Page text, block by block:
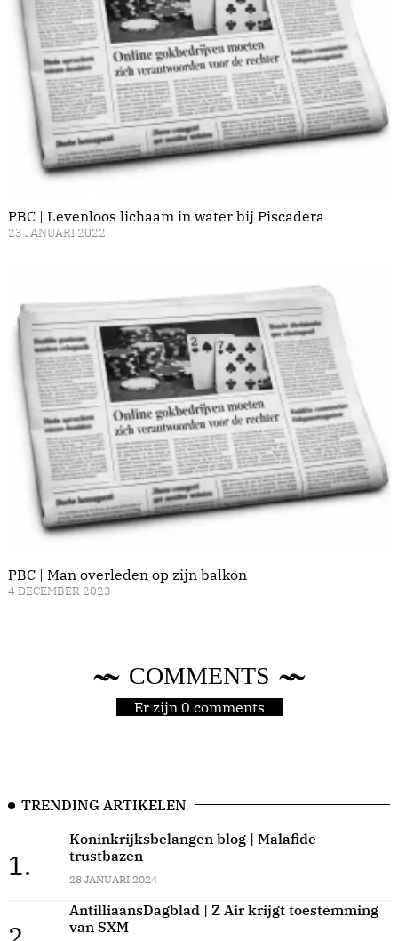
PBC | Levenloos lichaam in water bij Piscadera
23 JANUARI 2022
PBC | Man overleden op zijn balkon
4 DECEMBER 2023
COMMENTS
Er zijn 0 comments
TRENDING ARTIKELEN
1.
Koninkrijksbelangen blog | Malafide
trustbazen
28 JANUARI 2024
AntilliaansDagblad | Z Air krijgt toestemming
van SXM